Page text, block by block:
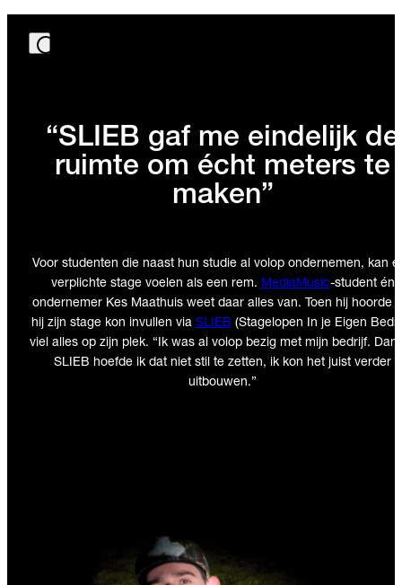
“SLIEB gaf me eindelijk de
ruimte om écht meters te
maken”
Voor studenten die naast hun studie al volop ondernemen, kan
verplichte stage voelen als een rem. MediaMusic-student én
ondernemer Kes Maathuis weet daar alles van. Toen hij hoorde
hij zijn stage kon invullen via SLIEB (Stagelopen In je Eigen
viel alles op zijn plek. “Ik was al volop bezig met mijn bedrijf.
SLIEB hoefde ik dat niet stil te zetten, ik kon het juist verder
uitbouwen.”